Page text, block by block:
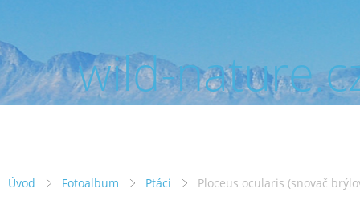
wild-
Úvod Fotoalbum Ptáci Ploceus ocularis (snovač